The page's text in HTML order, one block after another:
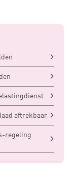
aftrekbaar
regeling